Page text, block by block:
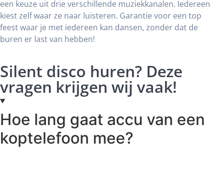
een keuze uit drie verschillende muziekkanalen. Iedereen
kiest zelf waar ze naar luisteren. Garantie voor een top
feest waar je met iedereen kan dansen, zonder dat de
buren er last van hebben!
Silent disco huren? Deze
vragen krijgen wij vaak!
Hoe lang gaat accu van een
koptelefoon mee?